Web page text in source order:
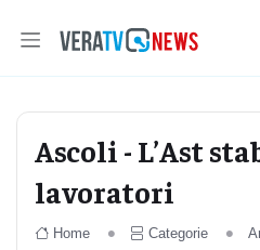
Ascoli - L’Ast
lavoratori
Home Categorie